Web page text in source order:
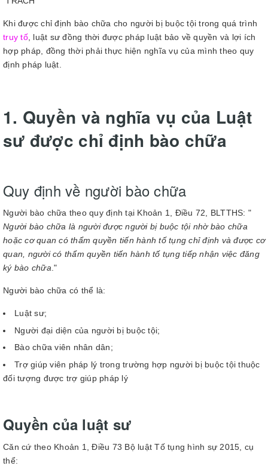
Khi được chỉ định bào chữa cho người bị buộc tội trong quá trình
truy tố, luật sư đồng thời được pháp luật bảo về quyền và lợi ích
hợp pháp, đồng thời phải thực hiện nghĩa vụ của mình theo quy
định pháp luật.
1. Quyền và nghĩa vụ của Luật
sư được chỉ định bào chữa
Quy định về người bào chữa
Người bào chữa theo quy định tại Khoản 1, Điều 72, BLTTHS: "
Người bào chữa là người được người bị buộc tội nhờ bào chữa
hoặc cơ quan có thẩm quyền tiến hành tố tụng chỉ định và được cơ
quan, người có thẩm quyền tiến hành tố tụng tiếp nhận việc đăng
ký bào chữa ."
Người bào chữa có thể là:
Luật sư;
Người đại diện của người bị buộc tội;
Bào chữa viên nhân dân;
Trợ giúp viên pháp lý trong trường hợp người bị buộc tội thuộc
đối tượng được trợ giúp pháp lý
Quyền của luật sư
Căn cứ theo Khoản 1, Điều 73 Bộ luật Tố tụng hình sự 2015, cụ
thể: